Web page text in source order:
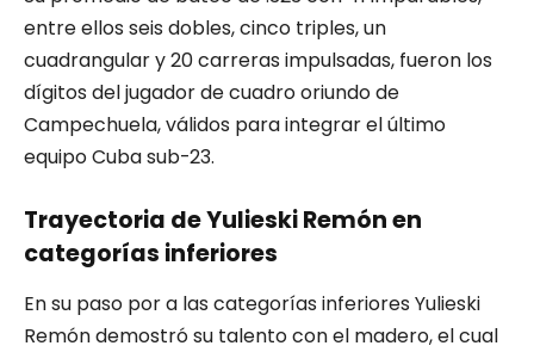
entre ellos seis dobles, cinco triples, un
cuadrangular y 20 carreras impulsadas, fueron los
dígitos del jugador de cuadro oriundo de
Campechuela, válidos para integrar el último
equipo Cuba sub-23.
Trayectoria de Yulieski Remón en
categorías inferiores
En su paso por a las categorías inferiores Yulieski
Remón demostró su talento con el madero, el cual